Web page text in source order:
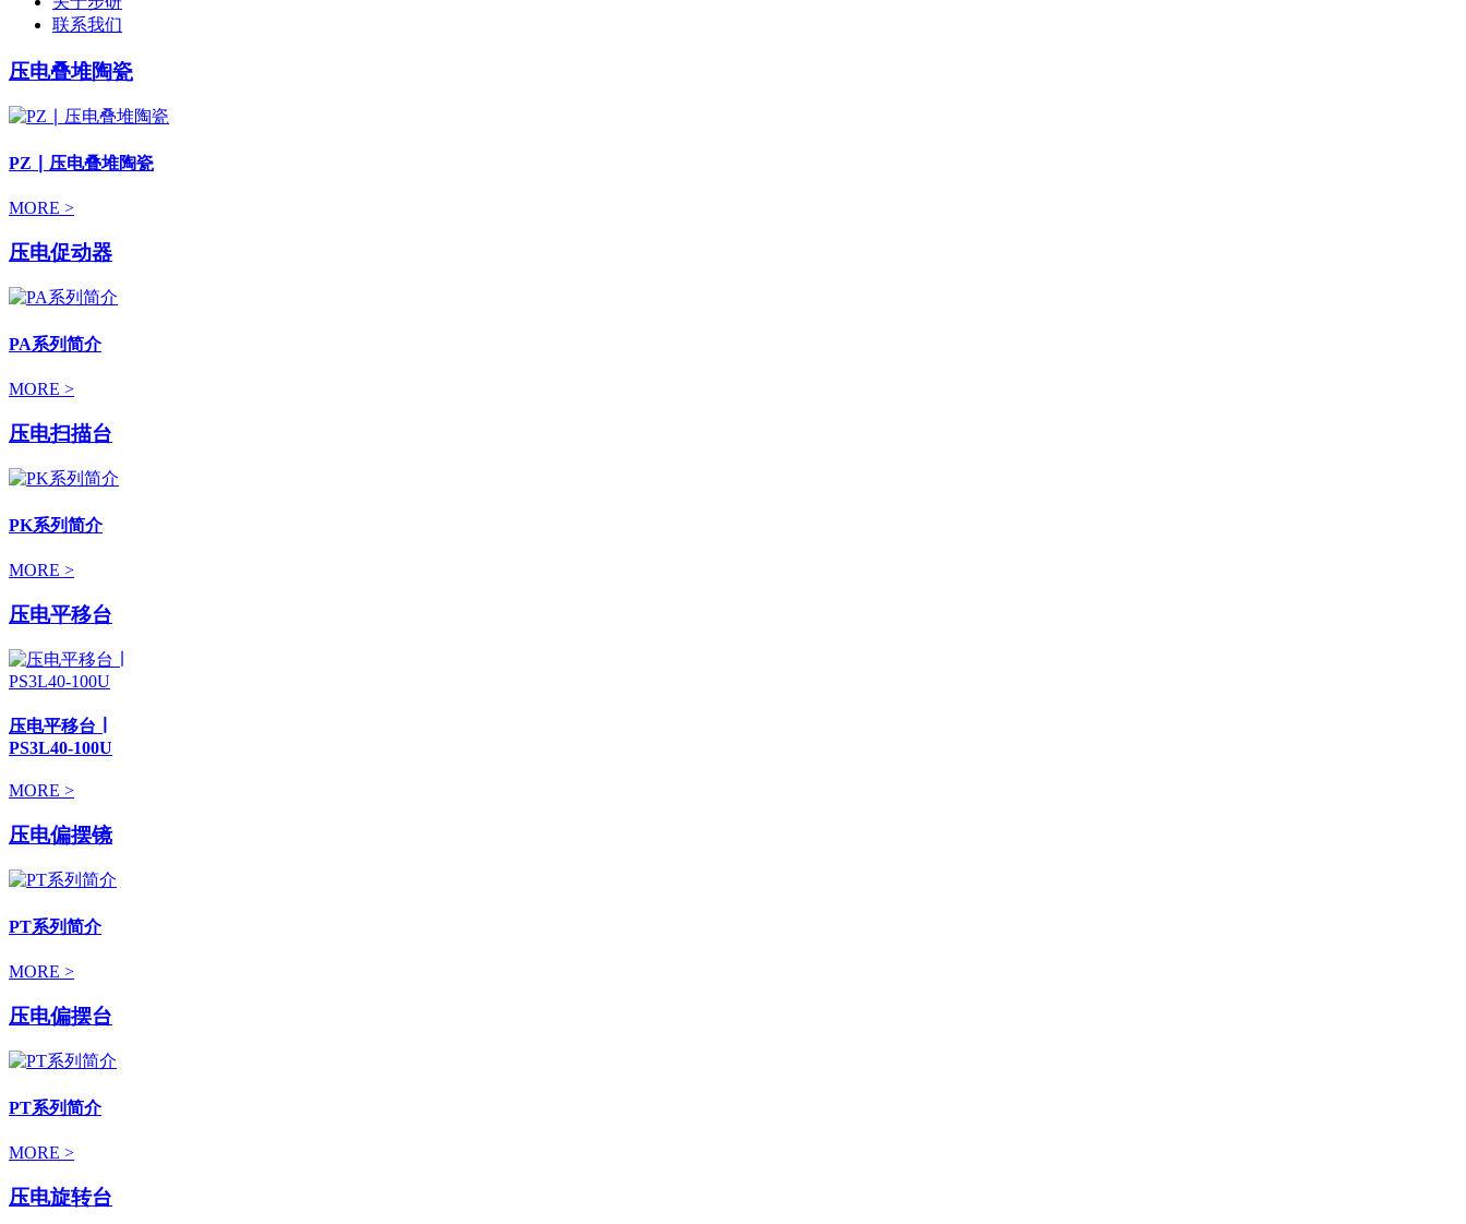
联系我们
压电叠堆陶瓷
PZ ∣ 压电叠堆陶瓷
MORE >
压电促动器
PA系列简介
MORE >
压电扫描台
PK系列简介
MORE >
压电平移台
压电平移台 ∣
PS3L40-100U
MORE >
压电偏摆镜
PT系列简介
MORE >
压电偏摆台
PT系列简介
MORE >
压电旋转台